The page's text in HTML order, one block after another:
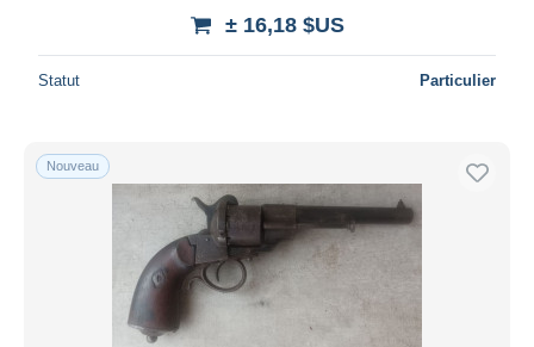
± 16,18 $US
Statut Particulier
Nouveau